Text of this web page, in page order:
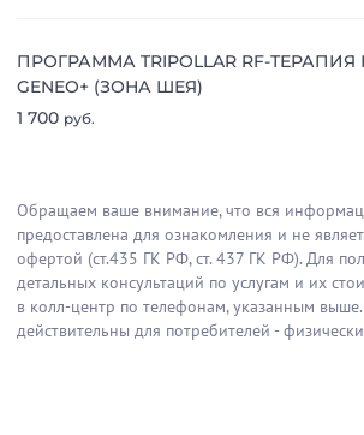
ПРОГРАММА TRIPOLLAR RF-
GENEO+ (ЗОНА ШЕЯ)
1 700 руб.
Обращаем ваше внимание, что вся
предоставлена для ознакомления и не
офертой (ст.435 ГК РФ, cт. 437 ГК РФ). Для
детальных консультаций по услугам и их
в колл-центр по телефонам, указанным
действительны для потребителей -